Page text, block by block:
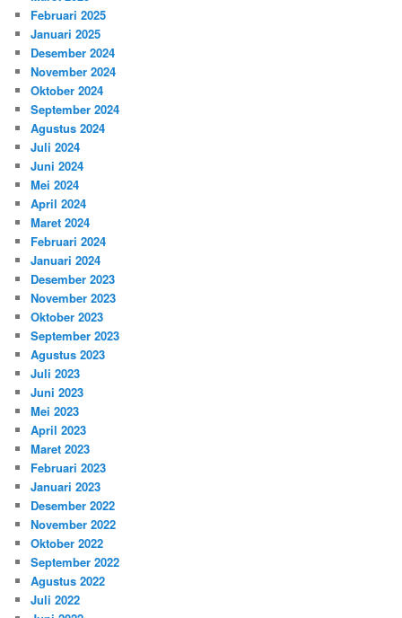
Februari 2025
Januari 2025
Desember 2024
November 2024
Oktober 2024
September 2024
Agustus 2024
Juli 2024
Juni 2024
Mei 2024
April 2024
Maret 2024
Februari 2024
Januari 2024
Desember 2023
November 2023
Oktober 2023
September 2023
Agustus 2023
Juli 2023
Juni 2023
Mei 2023
April 2023
Maret 2023
Februari 2023
Januari 2023
Desember 2022
November 2022
Oktober 2022
September 2022
Agustus 2022
Juli 2022